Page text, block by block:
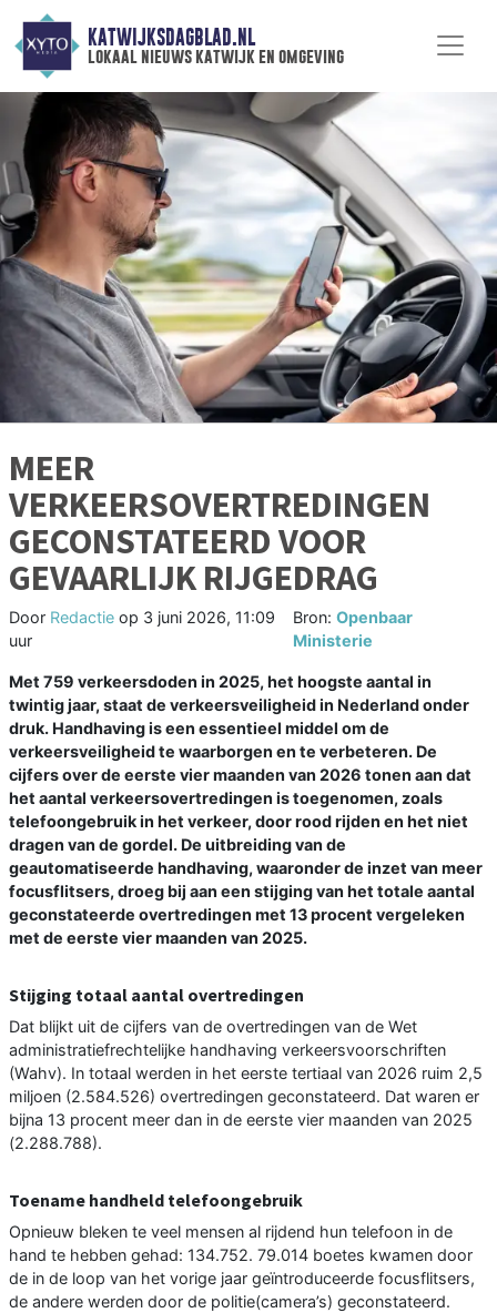
KATWIJKSDAGBLAD.NL
lokaal nieuws katwijk en omgeving
MEER
VERKEERSOVERTREDINGEN
GECONSTATEERD VOOR
GEVAARLIJK RIJGEDRAG
Door Redactie op 3 juni 2026, 11:09
uur
Bron: Openbaar
Ministerie
Met 759 verkeersdoden in 2025, het hoogste aantal in
twintig jaar, staat de verkeersveiligheid in Nederland onder
druk. Handhaving is een essentieel middel om de
verkeersveiligheid te waarborgen en te verbeteren. De
cijfers over de eerste vier maanden van 2026 tonen aan dat
het aantal verkeersovertredingen is toegenomen, zoals
telefoongebruik in het verkeer, door rood rijden en het niet
dragen van de gordel. De uitbreiding van de
geautomatiseerde handhaving, waaronder de inzet van meer
focusflitsers, droeg bij aan een stijging van het totale aantal
geconstateerde overtredingen met 13 procent vergeleken
met de eerste vier maanden van 2025.
Stijging totaal aantal overtredingen
Dat blijkt uit de cijfers van de overtredingen van de Wet
administratiefrechtelijke handhaving verkeersvoorschriften
(Wahv). In totaal werden in het eerste tertiaal van 2026 ruim 2,5
miljoen (2.584.526) overtredingen geconstateerd. Dat waren er
bijna 13 procent meer dan in de eerste vier maanden van 2025
(2.288.788).
Toename handheld telefoongebruik
Opnieuw bleken te veel mensen al rijdend hun telefoon in de
hand te hebben gehad: 134.752. 79.014 boetes kwamen door
de in de loop van het vorige jaar geïntroduceerde focusflitsers,
de andere werden door de politie(camera’s) geconstateerd.